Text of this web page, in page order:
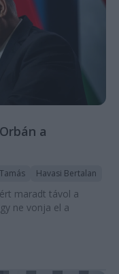
a
Havasi Bertalan
maradt távol a
ne vonja el a